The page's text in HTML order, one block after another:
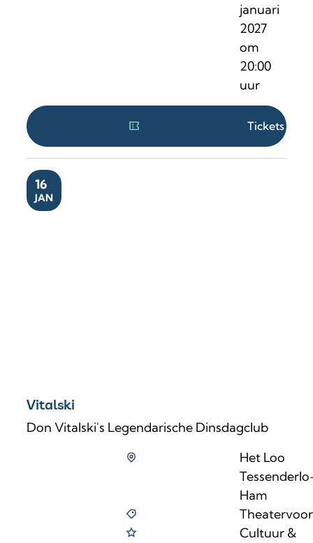
januari
2027
om
20:00
uur
Tickets
ZA
16
JAN
Vitalski
Don Vitalski's Legendarische Dinsdagclub
Het Loo
Ham
Cultuur &